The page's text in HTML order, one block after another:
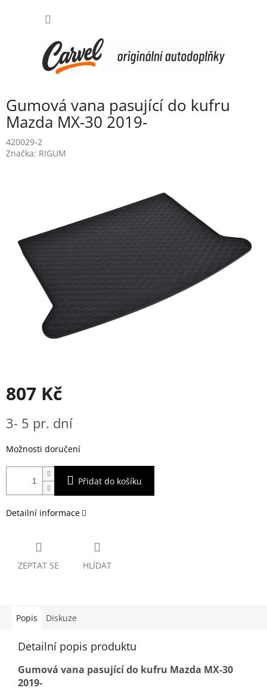
Gumová vana pasující do kufru
Mazda MX-30 2019-
420029-2
Značka: RIGUM
807 Kč
cena:
3- 5 pr. dní
Možnosti doručení
Přidat do košíku
Detailní informace
ZEPTAT SE HLÍDAT
Popis Diskuze
Detailní popis produktu
Gumová vana pasující do kufru Mazda MX-30
2019-